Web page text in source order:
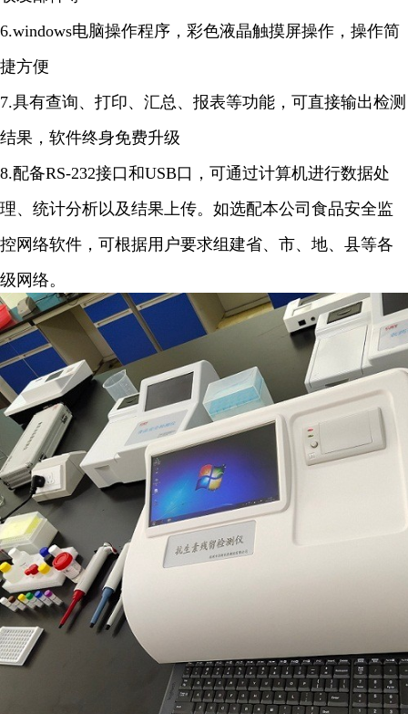
6.windows电脑操作程序，彩色液晶触摸屏操作，操作简
捷方便
7.具有查询、打印、汇总、报表等功能，可直接输出检测
结果，软件终身免费升级
8.配备RS-232接口和USB口，可通过计算机进行数据处
理、统计分析以及结果上传。如选配本公司食品安全监
控网络软件，可根据用户要求组建省、市、地、县等各
级网络。